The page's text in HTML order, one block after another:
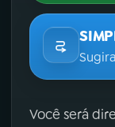
Você será